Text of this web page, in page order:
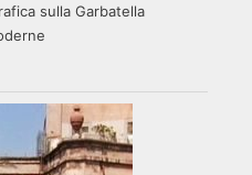
sulla Garbatella